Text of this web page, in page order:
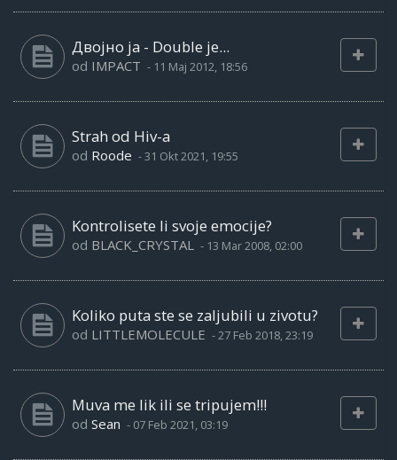
Двојно ја - Double je...
od IMPACT - 11 Maj 2012, 18:56
Strah od Hiv-a
od Roode -31 Okt 2021, 19:55
Kontrolisete li svoje emocije?
od BLACK_CRYSTAL - 13 Mar 2008, 02:00
Koliko puta ste se zaljubili u zivotu?
od LITTLEMOLECULE -27 Feb 2018, 23:19
Muva me lik ili se tripujem!!!
od Sean - 07 Feb 2021, 03:19